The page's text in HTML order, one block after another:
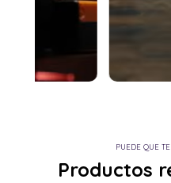
PUEDE QUE
Productos